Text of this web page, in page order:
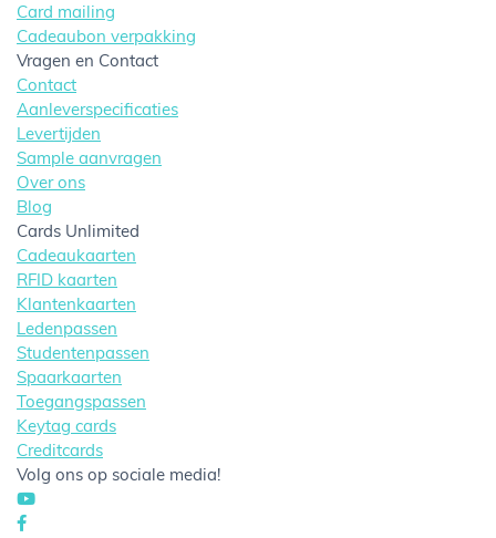
Card mailing
Cadeaubon verpakking
Vragen en Contact
Contact
Aanleverspecificaties
Levertijden
Sample aanvragen
Over ons
Blog
Cards Unlimited
Cadeaukaarten
RFID kaarten
Klantenkaarten
Ledenpassen
Studentenpassen
Spaarkaarten
Toegangspassen
Keytag cards
Creditcards
Volg ons op sociale media!